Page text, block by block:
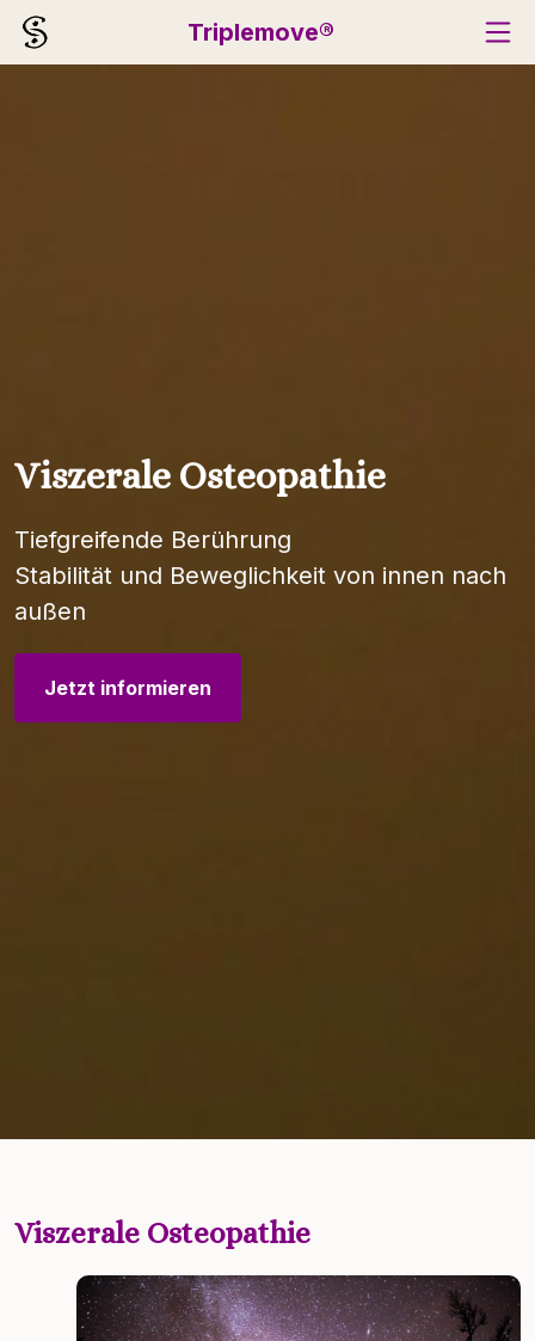
Triplemove®
Viszerale Osteopathie
Tiefgreifende Berührung
Stabilität und Beweglichkeit von innen nach
außen
Jetzt informieren
Viszerale Osteopathie